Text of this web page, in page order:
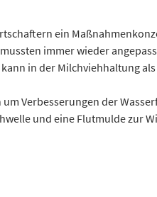
ein
immer wieder
in der Milchviehhaltung
Verbesserungen der
und eine Flutmulde zur